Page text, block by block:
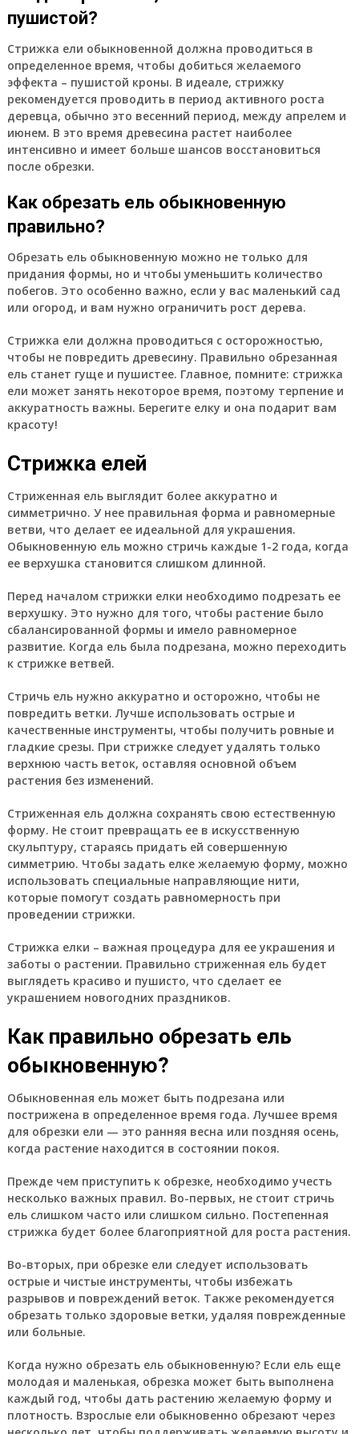
пушистой?
Стрижка ели обыкновенной должна проводиться в
определенное время, чтобы добиться желаемого
эффекта – пушистой кроны. В идеале, стрижку
рекомендуется проводить в период активного роста
деревца, обычно это весенний период, между апрелем и
июнем. В это время древесина растет наиболее
интенсивно и имеет больше шансов восстановиться
после обрезки.
Как обрезать ель обыкновенную
правильно?
Обрезать ель обыкновенную можно не только для
придания формы, но и чтобы уменьшить количество
побегов. Это особенно важно, если у вас маленький сад
или огород, и вам нужно ограничить рост дерева.
Стрижка ели должна проводиться с осторожностью,
чтобы не повредить древесину. Правильно обрезанная
ель станет гуще и пушистее. Главное, помните: стрижка
ели может занять некоторое время, поэтому терпение и
аккуратность важны. Берегите елку и она подарит вам
красоту!
Стрижка елей
Стриженная ель выглядит более аккуратно и
симметрично. У нее правильная форма и равномерные
ветви, что делает ее идеальной для украшения.
Обыкновенную ель можно стричь каждые 1-2 года, когда
ее верхушка становится слишком длинной.
Перед началом стрижки елки необходимо подрезать ее
верхушку. Это нужно для того, чтобы растение было
сбалансированной формы и имело равномерное
развитие. Когда ель была подрезана, можно переходить
к стрижке ветвей.
Стричь ель нужно аккуратно и осторожно, чтобы не
повредить ветки. Лучше использовать острые и
качественные инструменты, чтобы получить ровные и
гладкие срезы. При стрижке следует удалять только
верхнюю часть веток, оставляя основной объем
растения без изменений.
Стриженная ель должна сохранять свою естественную
форму. Не стоит превращать ее в искусственную
скульптуру, стараясь придать ей совершенную
симметрию. Чтобы задать елке желаемую форму, можно
использовать специальные направляющие нити,
которые помогут создать равномерность при
проведении стрижки.
Стрижка елки – важная процедура для ее украшения и
заботы о растении. Правильно стриженная ель будет
выглядеть красиво и пушисто, что сделает ее
украшением новогодних праздников.
Как правильно обрезать ель
обыкновенную?
Обыкновенная ель может быть подрезана или
пострижена в определенное время года. Лучшее время
для обрезки ели — это ранняя весна или поздняя осень,
когда растение находится в состоянии покоя.
Прежде чем приступить к обрезке, необходимо учесть
несколько важных правил. Во-первых, не стоит стричь
ель слишком часто или слишком сильно. Постепенная
стрижка будет более благоприятной для роста растения.
Во-вторых, при обрезке ели следует использовать
острые и чистые инструменты, чтобы избежать
разрывов и повреждений веток. Также рекомендуется
обрезать только здоровые ветки, удаляя поврежденные
или больные.
Когда нужно обрезать ель обыкновенную? Если ель еще
молодая и маленькая, обрезка может быть выполнена
каждый год, чтобы дать растению желаемую форму и
плотность. Взрослые ели обыкновенно обрезают через